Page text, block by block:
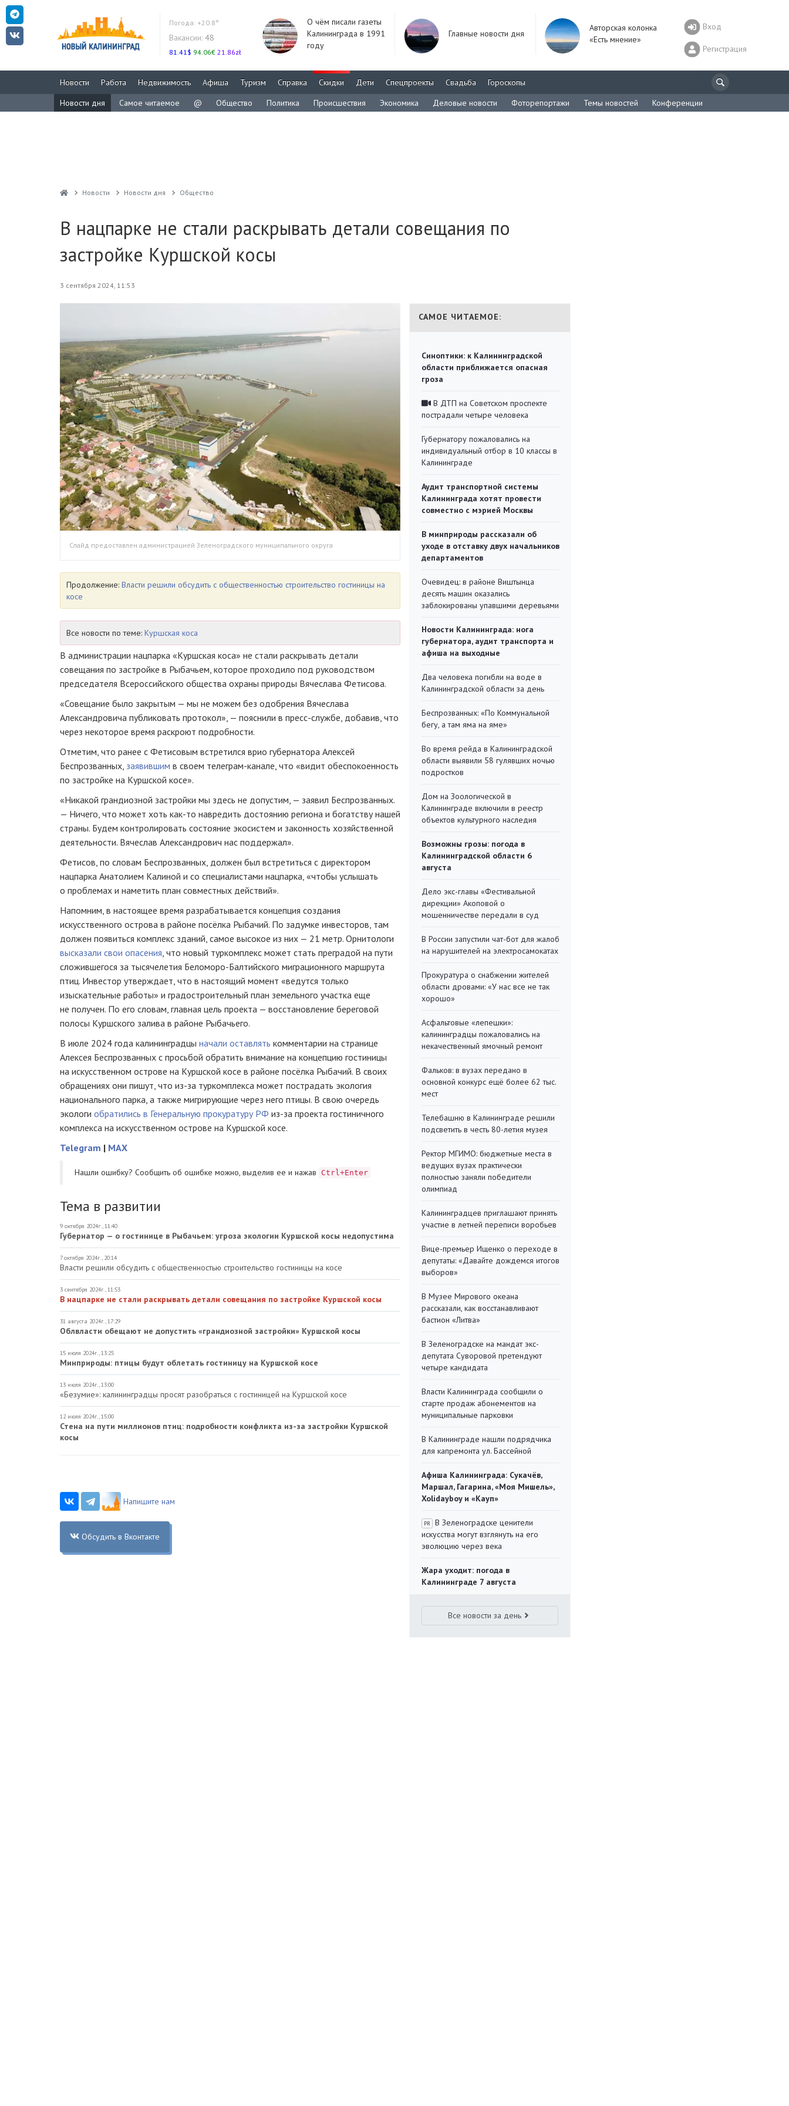
Погода: +20.8°
Вакансии: 48
81.41$ 94.06€ 21.86zł
О чём писали газеты
Калининграда в 1991
году
Главные новости дня
Авторская колонка
«Есть мнение»
Вход
Регистрация
Новости Работа Недвижимость Афиша Туризм Справка Скидки Дети Спецпроекты Свадьба
Гороскопы
Новости дня
Самое читаемое @ Общество Политика Происшествия Экономика Деловые новости Фоторепортажи Темы новостей Конференции
Новости Новости дня Общество
В нацпарке не стали раскрывать детали совещания по
застройке Куршской косы
3 сентября 2024, 11:53
Слайд предоставлен администрацией Зеленоградского муниципального округа
Продолжение: Власти решили обсудить с общественностью строительство гостиницы на
косе
Все новости по теме: Куршская коса
В администрации нацпарка «Куршская коса» не стали раскрывать детали
совещания по застройке в Рыбачьем, которое проходило под руководством
председателя Всероссийского общества охраны природы Вячеслава Фетисова.
«Совещание было закрытым — мы не можем без одобрения Вячеслава
Александровича публиковать протокол», — пояснили в пресс-службе, добавив, что
через некоторое время раскроют подробности.
Отметим, что ранее с Фетисовым встретился врио губернатора Алексей
Беспрозванных, заявившим в своем телеграм-канале, что «видит обеспокоенность
по застройке на Куршской косе».
«Никакой грандиозной застройки мы здесь не допустим, — заявил Беспрозванных.
— Ничего, что может хоть как-то навредить достоянию региона и богатству нашей
страны. Будем контролировать состояние экосистем и законность хозяйственной
деятельности. Вячеслав Александрович нас поддержал».
Фетисов, по словам Беспрозванных, должен был встретиться с директором
нацпарка Анатолием Калиной и со специалистами нацпарка, «чтобы услышать
о проблемах и наметить план совместных действий».
Напомним, в настоящее время разрабатывается концепция создания
искусственного острова в районе посёлка Рыбачий. По задумке инвесторов, там
должен появиться комплекс зданий, самое высокое из них — 21 метр. Орнитологи
высказали свои опасения , что новый туркомплекс может стать преградой на пути
сложившегося за тысячелетия Беломоро-Балтийского миграционного маршрута
птиц. Инвестор утверждает, что в настоящий момент «ведутся только
изыскательные работы» и градостроительный план земельного участка еще
не получен. По его словам, главная цель проекта — восстановление береговой
полосы Куршского залива в районе Рыбачьего.
В июле 2024 года калининградцы начали оставлять комментарии на странице
Алексея Беспрозванных с просьбой обратить внимание на концепцию гостиницы
на искусственном острове на Куршской косе в районе посёлка Рыбачий. В своих
обращениях они пишут, что из-за туркомплекса может пострадать экология
национального парка, а также мигрирующие через него птицы. В свою очередь
экологи обратились в Генеральную прокуратуру РФ из-за проекта гостиничного
комплекса на искусственном острове на Куршской косе.
Telegram | MAX
Нашли ошибку? Cообщить об ошибке можно, выделив ее и нажав Ctrl+Enter
Тема в развитии
9 октября 2024г., 11:40
Губернатор — о гостинице в Рыбачьем: угроза экологии Куршской косы недопустима
7 октября 2024г., 20:14
Власти решили обсудить с общественностью строительство гостиницы на косе
3 сентября 2024г., 11:53
В нацпарке не стали раскрывать детали совещания по застройке Куршской косы
31 августа 2024г., 17:29
Облвласти обещают не допустить «грандиозной застройки» Куршской косы
15 июля 2024г., 13:25
Минприроды: птицы будут облетать гостиницу на Куршской косе
13 июля 2024г., 13:00
«Безумие»: калининградцы просят разобраться с гостиницей на Куршской косе
12 июля 2024г., 15:00
Стена на пути миллионов птиц: подробности конфликта из-за застройки Куршской
косы
Напишите нам
Обсудить в Вконтакте
САМОЕ ЧИТАЕМОЕ:
Синоптики: к Калининградской
области приближается опасная
гроза
В ДТП на Советском проспекте
пострадали четыре человека
Губернатору пожаловались на
индивидуальный отбор в 10 классы в
Калининграде
Аудит транспортной системы
Калининграда хотят провести
совместно с мэрией Москвы
В минприроды рассказали об
уходе в отставку двух начальников
департаментов
Очевидец: в районе Виштынца
десять машин оказались
заблокированы упавшими деревьями
Новости Калининграда: нога
губернатора, аудит транспорта и
афиша на выходные
Два человека погибли на воде в
Калининградской области за день
Беспрозванных: «По Коммунальной
бегу, а там яма на яме»
Во время рейда в Калининградской
области выявили 58 гулявших ночью
подростков
Дом на Зоологической в
Калининграде включили в реестр
объектов культурного наследия
Возможны грозы: погода в
Калининградской области 6
августа
Дело экс-главы «Фестивальной
дирекции» Акоповой о
мошенничестве передали в суд
В России запустили чат-бот для жалоб
на нарушителей на электросамокатах
Прокуратура о снабжении жителей
области дровами: «У нас все не так
хорошо»
Асфальтовые «лепешки»:
калининградцы пожаловались на
некачественный ямочный ремонт
Фальков: в вузах передано в
основной конкурс ещё более 62 тыс.
мест
Телебашню в Калининграде решили
подсветить в честь 80-летия музея
Ректор МГИМО: бюджетные места в
ведущих вузах практически
полностью заняли победители
олимпиад
Калининградцев приглашают принять
участие в летней переписи воробьев
Вице-премьер Ищенко о переходе в
депутаты: «Давайте дождемся итогов
выборов»
В Музее Мирового океана
рассказали, как восстанавливают
бастион «Литва»
В Зеленоградске на мандат экс-
депутата Суворовой претендуют
четыре кандидата
Власти Калининграда сообщили о
старте продаж абонементов на
муниципальные парковки
В Калининграде нашли подрядчика
для капремонта ул. Бассейной
Афиша Калининграда: Сукачёв,
Маршал, Гагарина, «Моя Мишель»,
Xolidayboy и «Кауп»
PR
В Зеленоградске ценители
искусства могут взглянуть на его
эволюцию через века
Жара уходит: погода в
Калининграде 7 августа
Все новости за день